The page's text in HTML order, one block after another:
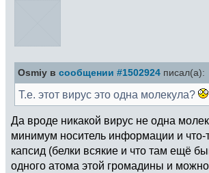
Osmiy в сообщении #1502924 писал(а):
Т.е. этот вирус это одна молекула?
Да вроде никакой вирус не одна
минимум носитель информации и
капсид (белки всякие и что там ещё
одного атома этой громадины и можно